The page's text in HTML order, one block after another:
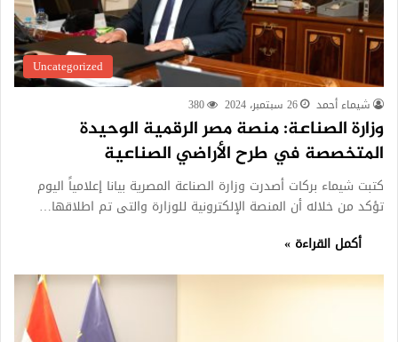
Uncategorized
شيماء أحمد 26 سبتمبر، 2024 380
وزارة الصناعة: منصة مصر الرقمية الوحيدة
المتخصصة في طرح الأراضي الصناعية
كتبت شيماء بركات أصدرت وزارة الصناعة المصرية بيانا إعلامياً اليوم
تؤكد من خلاله أن المنصة الإلكترونية للوزارة والتى تم اطلاقها…
أكمل القراءة »